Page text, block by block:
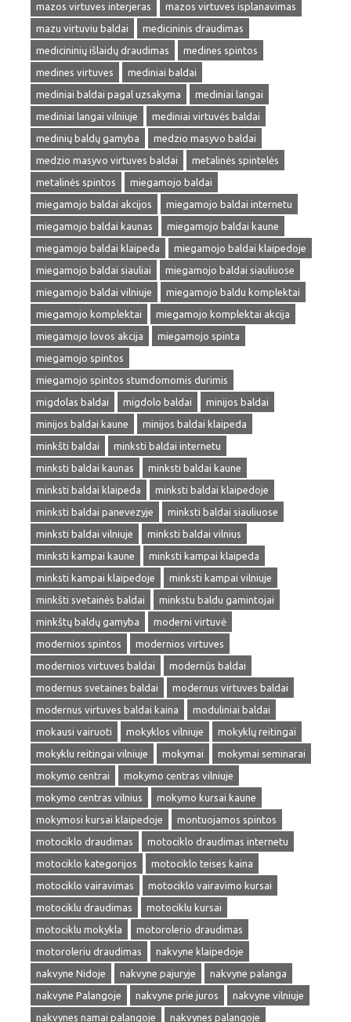
mazos virtuves interjeras
mazos virtuves isplanavimas
mazu virtuviu baldai
medicininis draudimas
medicininių išlaidų draudimas
medines spintos
medines virtuves
mediniai baldai
mediniai baldai pagal uzsakyma
mediniai langai
mediniai langai vilniuje
mediniai virtuvės baldai
medinių baldų gamyba
medzio masyvo baldai
medzio masyvo virtuves baldai
metalinės spintelės
metalinės spintos
miegamojo baldai
miegamojo baldai akcijos
miegamojo baldai internetu
miegamojo baldai kaunas
miegamojo baldai kaune
miegamojo baldai klaipeda
miegamojo baldai klaipedoje
miegamojo baldai siauliai
miegamojo baldai siauliuose
miegamojo baldai vilniuje
miegamojo baldu komplektai
miegamojo komplektai
miegamojo komplektai akcija
miegamojo lovos akcija
miegamojo spinta
miegamojo spintos
miegamojo spintos stumdomomis durimis
migdolas baldai
migdolo baldai
minijos baldai
minijos baldai kaune
minijos baldai klaipeda
minkšti baldai
minksti baldai internetu
minksti baldai kaunas
minksti baldai kaune
minksti baldai klaipeda
minksti baldai klaipedoje
minksti baldai panevezyje
minksti baldai siauliuose
minksti baldai vilniuje
minksti baldai vilnius
minksti kampai kaune
minksti kampai klaipeda
minksti kampai klaipedoje
minksti kampai vilniuje
minkšti svetainės baldai
minkstu baldu gamintojai
minkštų baldų gamyba
moderni virtuvė
modernios spintos
modernios virtuves
modernios virtuves baldai
modernūs baldai
modernus svetaines baldai
modernus virtuves baldai
modernus virtuves baldai kaina
moduliniai baldai
mokausi vairuoti
mokyklos vilniuje
mokyklų reitingai
mokyklu reitingai vilniuje
mokymai
mokymai seminarai
mokymo centrai
mokymo centras vilniuje
mokymo centras vilnius
mokymo kursai kaune
mokymosi kursai klaipedoje
montuojamos spintos
motociklo draudimas
motociklo draudimas internetu
motociklo kategorijos
motociklo teises kaina
motociklo vairavimas
motociklo vairavimo kursai
motociklu draudimas
motociklu kursai
motociklu mokykla
motorolerio draudimas
motoroleriu draudimas
nakvyne klaipedoje
nakvyne Nidoje
nakvyne pajuryje
nakvyne palanga
nakvyne Palangoje
nakvyne prie juros
nakvyne vilniuje
nakvynes namai palangoje
nakvynes palangoje